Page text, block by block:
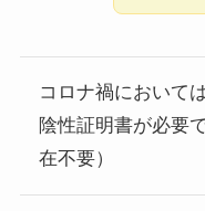
コロナ禍において
陰性証明書が必要
在不要）